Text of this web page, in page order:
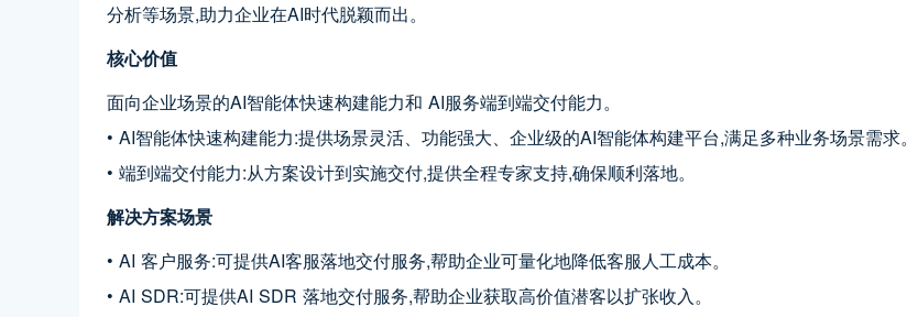
分析等场景,助力企业在AI时代脱颖而出。
核心价值
面向企业场景的AI智能体快速构建能力和 AI服务端到端交付能力。
• AI智能体快速构建能力:提供场景灵活、功能强大、企业级的AI智能体构建平台,满足多种业务场景需求。
• 端到端交付能力:从方案设计到实施交付,提供全程专家支持,确保顺利落地。
解决方案场景
• AI 客户服务:可提供AI客服落地交付服务,帮助企业可量化地降低客服人工成本。
• AI SDR:可提供AI SDR 落地交付服务,帮助企业获取高价值潜客以扩张收入。